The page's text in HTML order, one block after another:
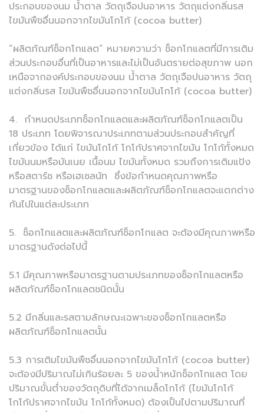
ประกอบของนม น้ำตาล วัตถุเจือปนอาหาร วัตถุแต่งกลิ่นรส
ไขมันพืชอื่นนอกจากไขมันโกโก้ (cocoa butter)
“ผลิตภัณฑ์ช็อกโกแลต” หมายความว่า ช็อกโกแลตที่มีการเติม
ส่วนประกอบอื่นที่เป็นอาหารและไม่เป็นอันตรายต่อสุขภาพ นอก
เหนือจากองค์ประกอบของนม น้ำตาล วัตถุเจือปนอาหาร วัตถุ
แต่งกลิ่นรส ไขมันพืชอื่นนอกจากไขมันโกโก้ (cocoa butter)
4. กำหนดประเภทช็อกโกแลตและผลิตภัณฑ์ช็อกโกแลตเป็น
18 ประเภท โดยพิจารณาประเภทตามส่วนประกอบสำคัญที่
เกี่ยวข้อง ได้แก่ ไขมันโกโก้ โกโก้ปราศจากไขมัน โกโก้ทั้งหมด
ไขมันนมหรือมันเนย เนื้อนม ไขมันทั้งหมด รวมถึงการเติมแป้ง
หรือสตาร์ช หรือเฮเซลนัท ซึ่งข้อกำหนดคุณภาพหรือ
มาตรฐานของช็อกโกแลตและผลิตภัณฑ์ช็อกโกแลตจะแตกต่าง
กันไปในแต่ละประเภท
5. ช็อกโกแลตและผลิตภัณฑ์ช็อกโกแลต จะต้องมีคุณภาพหรือ
มาตรฐานดังต่อไปนี้
5.1 มีคุณภาพหรือมาตรฐานตามประเภทของช็อกโกแลตหรือ
ผลิตภัณฑ์ช็อกโกแลตชนิดนั้น
5.2 มีกลิ่นและรสตามลักษณะเฉพาะของช็อกโกแลตหรือ
ผลิตภัณฑ์ช็อกโกแลตนั้น
5.3 การเติมไขมันพืชอื่นนอกจากไขมันโกโก้ (cocoa butter)
จะต้องมีปริมาณไม่เกินร้อยละ 5 ของน้ำหนักช็อกโกแลต โดย
ปริมาณขั้นต่ำของวัตถุดิบที่ได้จากเมล็ดโกโก้ (ไขมันโกโก้
โกโก้ปราศจากไขมัน โกโก้ทั้งหมด) ต้องเป็นไปตามปริมาณที่